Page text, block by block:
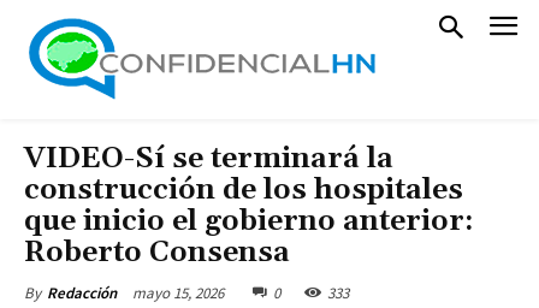
VIDEO-Sí se terminará la
construcción de los hospitales
que inicio el gobierno anterior:
Roberto Consensa
By Redacción mayo 15, 2026 0 333